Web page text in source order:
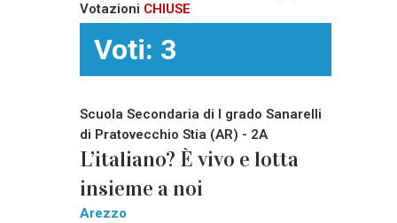
Votazioni CHIUSE
Voti: 3
Scuola Secondaria di I grado Sanarelli
di Pratovecchio Stia (AR) - 2A
L’italiano? È vivo e lotta
insieme a noi
Arezzo